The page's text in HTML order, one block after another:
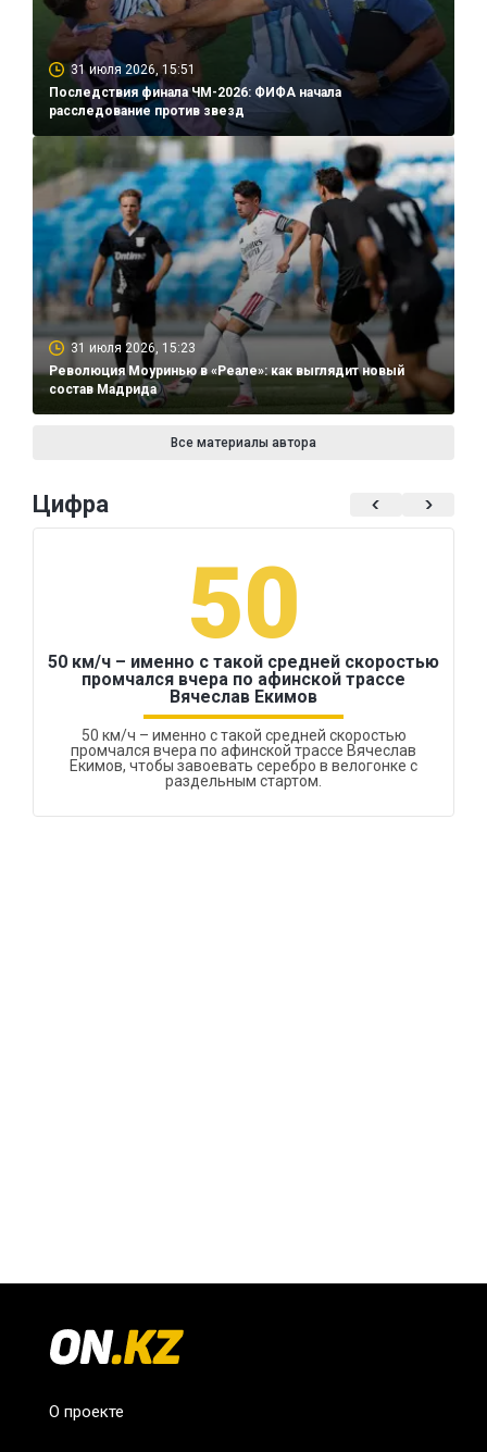
31 июля 2026, 15:51
Последствия финала ЧМ-2026: ФИФА начала
расследование против звезд
31 июля 2026, 15:23
Революция Моуринью в «Реале»: как выглядит новый
состав Мадрида
Все материалы автора
Цифра
50
50 км/ч – именно с такой средней скоростью
промчался вчера по афинской трассе
Вячеслав Екимов
50 км/ч – именно с такой средней скоростью
промчался вчера по афинской трассе Вячеслав
Екимов, чтобы завоевать серебро в велогонке с
раздельным стартом.
О проекте